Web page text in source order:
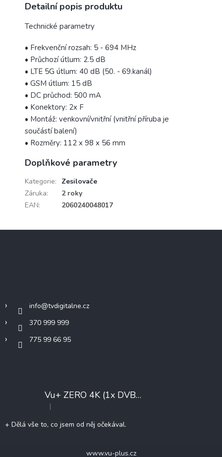
Detailní popis produktu
Technické parametry
• Frekvenční rozsah: 5 - 694 MHz
• Průchozí útlum: 2.5 dB
• LTE 5G útlum: 40 dB (50. - 69.kanál)
• GSM útlum: 15 dB
• DC průchod: 500 mA
• Konektory: 2x F
• Montáž: venkovní/vnitřní (vnitřní příruba je
součástí balení)
• Rozměry: 112 x 98 x 56 mm
Doplňkové parametry
Kategorie:
Zesilovače
Záruka:
2 roky
EAN: 2060240048017
info@tvdigitalne.cz
370 999 999
775 99 66 95
Vu+ ZERO 4K (1x DVB-T2/C)
Hodnocení produktu je 5 z 5 hvězdiček.
|
+ Dělá vše to, co jsem od něj očekával.
www.vu-plus.cz